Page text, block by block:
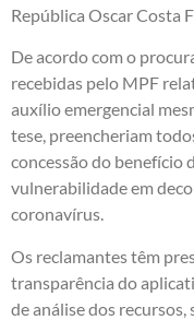
República Oscar Costa
De acordo com o
recebidas pelo MPF
auxílio emergencial
tese, preencheriam
concessão do benefício
vulnerabilidade em
coronavírus.
Os reclamantes têm
transparência do
de análise dos